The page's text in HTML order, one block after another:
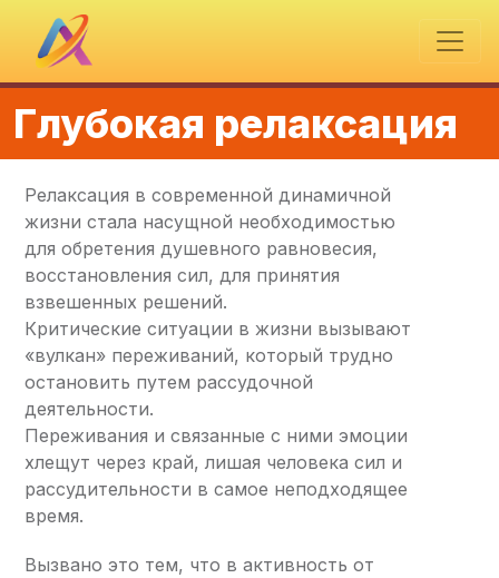
Глубокая релаксация
Релаксация в современной динамичной
жизни стала насущной необходимостью
для обретения душевного равновесия,
восстановления сил, для принятия
взвешенных решений.
Критические ситуации в жизни вызывают
«вулкан» переживаний, который трудно
остановить путем рассудочной
деятельности.
Переживания и связанные с ними эмоции
хлещут через край, лишая человека сил и
рассудительности в самое неподходящее
время.
Вызвано это тем, что в активность от